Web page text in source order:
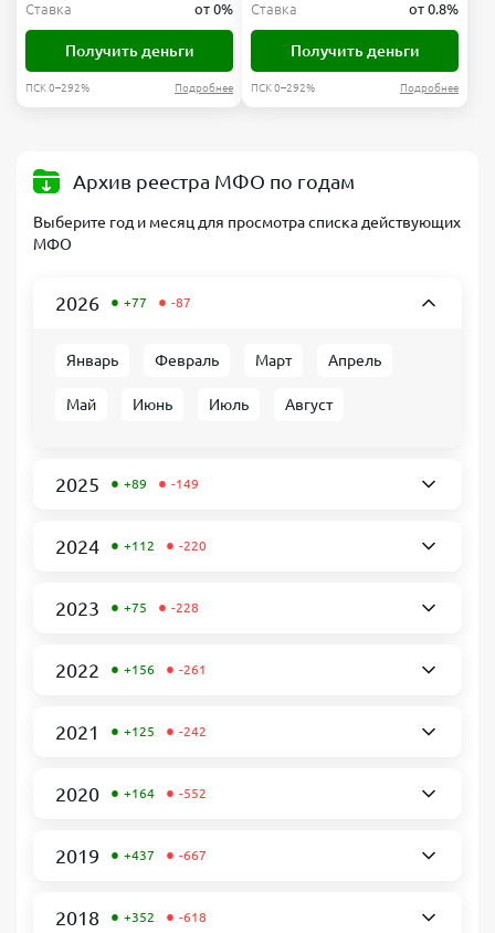
Ставка
от 0%
Получить деньги
ПСК 0–292% Подробнее
Ставка
от 0.8%
Получить деньги
ПСК 0–292% Подробнее
Архив реестра МФО по годам
Выберите год и месяц для просмотра списка действующих
МФО
2026 • +77 • -87
Январь Февраль Март Апрель
Май Июнь Июль Август
2025 • +89 • -149
2024 • +112 • -220
2023 • +75 • -228
2022 • +156 • -261
2021 • +125 • -242
2020 • +164 • -552
2019 • +437 • -667
2018 • +352 • -618